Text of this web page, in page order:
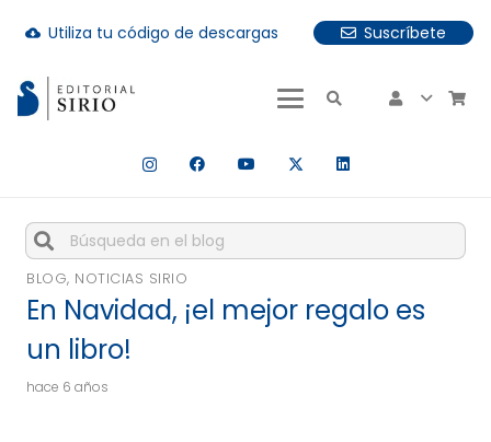
cloud_download Utiliza tu código de descargas
Suscríbete
hay resultados autocompletados, puedes utilizar las
Cuando hay resultados autocompletados, puedes
BLOG, NOTICIAS SIRIO
En Navidad, ¡el mejor regalo es
un libro!
hace 6 años